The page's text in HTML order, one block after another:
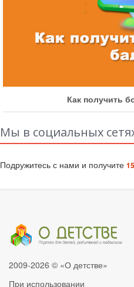
Как получить
Мы в социальных
Подружитесь с нами и получите 15
2009-2026 © «О детстве»
При использовании